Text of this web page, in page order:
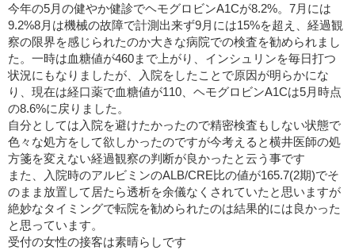
今年の5月の健やか健診でヘモグロビンA1Cが8.2%。7月には
9.2%8月は機械の故障で計測出来ず9月には15%を超え、経過観
察の限界を感じられたのか大きな病院での検査を勧められまし
た。一時は血糖値が460まで上がり、インシュリンを毎日打つ
状況にもなりましたが、入院をしたことで原因が明らかにな
り、現在は経口薬で血糖値が110、ヘモグロビンA1Cは5月時点
の8.6%に戻りました。
自分としては入院を避けたかったので精密検査もしない状態で
色々な処方をして欲しかったのですが今考えると横井医師の処
方箋を変えない経過観察の判断が良かったと云う事です
また、入院時のアルビミンのALB/CRE比の値が165.7(2期)でそ
のまま放置して居たら透析を余儀なくされていたと思いますが
絶妙なタイミングで転院を勧められたのは結果的には良かった
と思っています。
受付の女性の接客は素晴らしです